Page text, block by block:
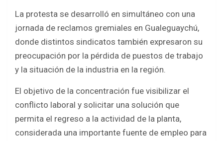
La protesta se desarrolló en simultáneo con una
jornada de reclamos gremiales en Gualeguaychú,
donde distintos sindicatos también expresaron su
preocupación por la pérdida de puestos de trabajo
y la situación de la industria en la región.
El objetivo de la concentración fue visibilizar el
conflicto laboral y solicitar una solución que
permita el regreso a la actividad de la planta,
considerada una importante fuente de empleo para